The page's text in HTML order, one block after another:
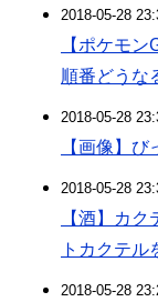
2018-05-28
【ポケモ
順番どうな
2018-05-28
【画像】
2018-05-28
【酒】カ
トカクテル
2018-05-28